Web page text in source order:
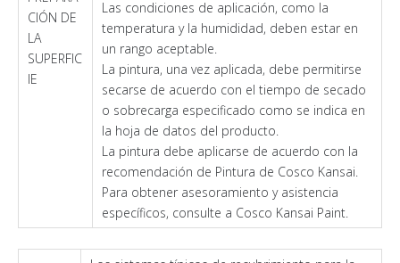
CIÓN DE
LA
SUPERFIC
IE
Las condiciones de aplicación, como la
temperatura y la humididad, deben estar en
un rango aceptable.
La pintura, una vez aplicada, debe permitirse
secarse de acuerdo con el tiempo de secado
o sobrecarga especificado como se indica en
la hoja de datos del producto.
La pintura debe aplicarse de acuerdo con la
recomendación de Pintura de Cosco Kansai.
Para obtener asesoramiento y asistencia
específicos, consulte a Cosco Kansai Paint.